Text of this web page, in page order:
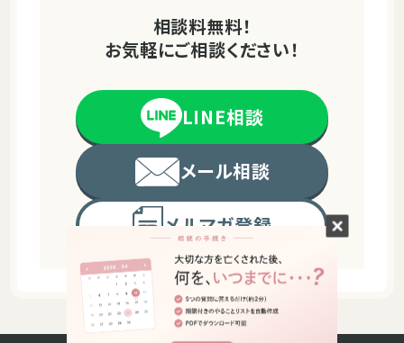
相談料無料！
お気軽にご相談ください！
LINE相談
メール相談
メルマガ登録